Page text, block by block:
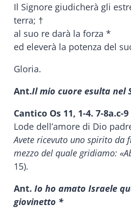
Il Signore giudicherà gli
terra; †
al suo re darà la forza *
ed eleverà la potenza del
Gloria.
Ant.Il mio cuore esulta nel
Cantico Os 11, 1-4. 7-8a.c-9
Lode dell’amore di Dio
Avete ricevuto uno spirito da
mezzo del quale gridiamo:
15).
Ant. Io ho amato Israele
giovinetto *